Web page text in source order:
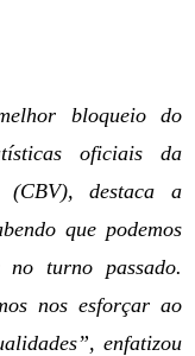
bloqueio do
oficiais da
(CBV), destaca a
que podemos
no turno passado.
nos esforçar ao
enfatizou